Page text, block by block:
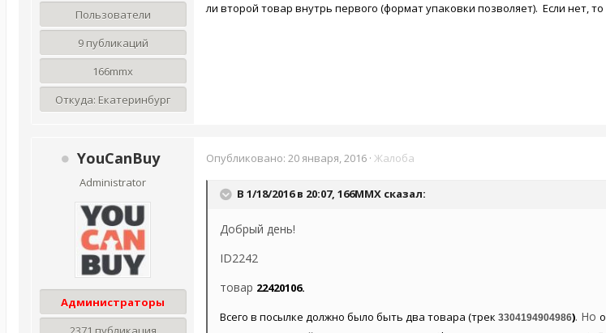
Пользователи
9 публикаций
166mmx
Откуда: Екатеринбург
ли второй товар внутрь первого (формат упаковки позволяет). Если нет,
YouCanBuy
Administrator
Администраторы
Опубликовано: 20 января, 2016 · Жалоба
В 1/18/2016 в 20:07, 166MMX сказал:
Добрый день!
ID2242
товар 22420106.
Всего в посылке должно было быть два товара (трек 3304194904986). Но